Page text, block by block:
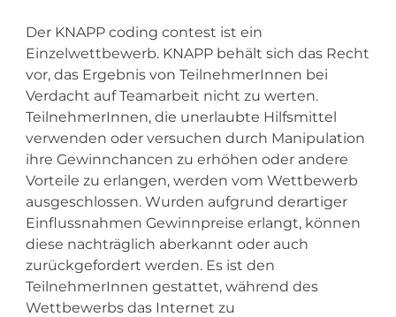
Der KNAPP coding contest ist ein
Einzelwettbewerb. KNAPP behält sich das Recht
vor, das Ergebnis von TeilnehmerInnen bei
Verdacht auf Teamarbeit nicht zu werten.
TeilnehmerInnen, die unerlaubte Hilfsmittel
verwenden oder versuchen durch Manipulation
ihre Gewinnchancen zu erhöhen oder andere
Vorteile zu erlangen, werden vom Wettbewerb
ausgeschlossen. Wurden aufgrund derartiger
Einflussnahmen Gewinnpreise erlangt, können
diese nachträglich aberkannt oder auch
zurückgefordert werden. Es ist den
TeilnehmerInnen gestattet, während des
Wettbewerbs das Internet zu